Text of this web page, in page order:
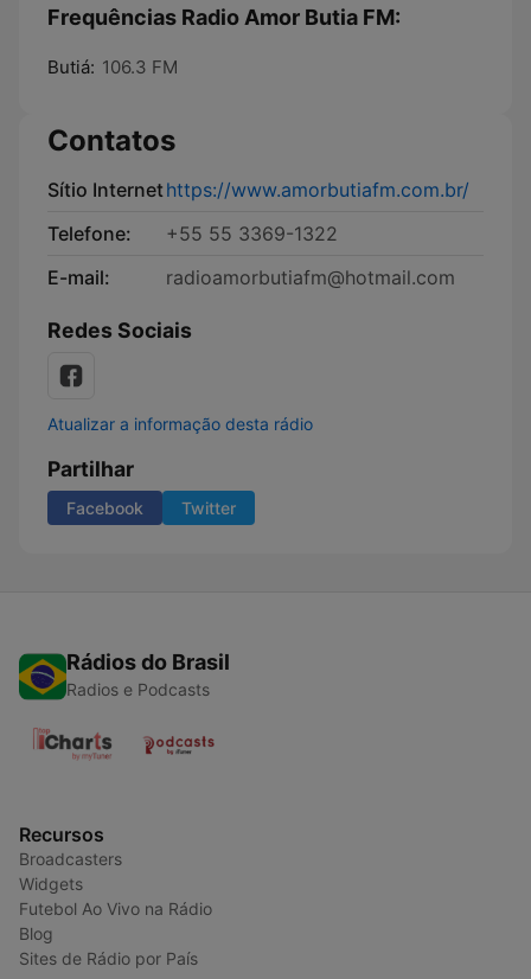
Frequências Radio Amor Butia FM:
Butiá: 106.3 FM
Contatos
Sítio Internethttps://www.amorbutiafm.com.br/
Telefone:
+55 55 3369-1322
E-mail:
radioamorbutiafm@hotmail.com
Redes Sociais
Atualizar a informação desta rádio
Partilhar
Facebook Twitter
Rádios do Brasil
Radios e Podcasts
Recursos
Broadcasters
Widgets
Futebol Ao Vivo na Rádio
Blog
Sites de Rádio por País